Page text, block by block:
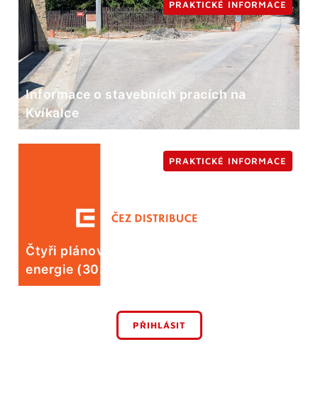
Informace o stavebních pracích na
Kvíkalce
PRAKTICKÉ INFORMACE
Čtyři plánované odstávky elektrické
energie (30. 7.)
PRAKTICKÉ INFORMACE
PŘIHLÁSIT